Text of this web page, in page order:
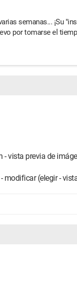
semanas... ¡Su
por tomarse el
- vista previa de
modificar (elegir -